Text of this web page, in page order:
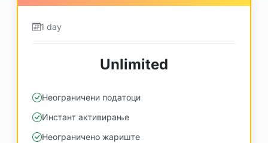
1 day
Unlimited
Неограничени податоци
Инстант активирање
Неограничено жариште